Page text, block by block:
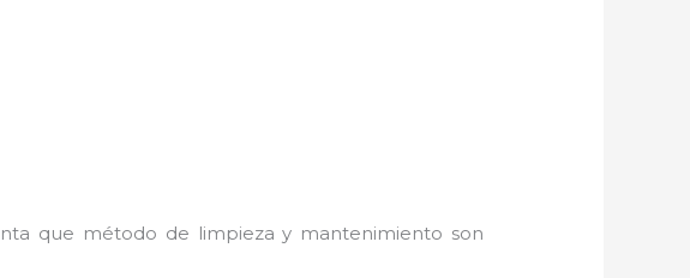
que método de limpieza y mantenimiento son